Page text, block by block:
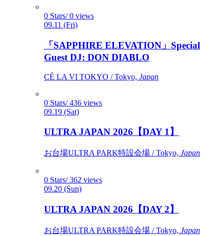
0 Stars/ 0 views
09.11 (Fri)
「SAPPHIRE ELEVATION」Special
Guest DJ: DON DIABLO
CÉ LA VI TOKYO / Tokyo, Japan
0 Stars/ 436 views
09.19 (Sat)
ULTRA JAPAN 2026【DAY 1】
お台場ULTRA PARK特設会場 / Tokyo, Japan
0 Stars/ 362 views
09.20 (Sun)
ULTRA JAPAN 2026【DAY 2】
お台場ULTRA PARK特設会場 / Tokyo, Japan